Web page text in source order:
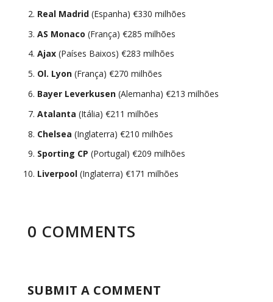
Real Madrid (Espanha) €330 milhões
AS Monaco (França) €285 milhões
Ajax(Países Baixos) €283 milhões
Ol. Lyon(França) €270 milhões
Bayer Leverkusen(Alemanha) €213 milhões
Atalanta (Itália) €211 milhões
Chelsea (Inglaterra) €210 milhões
Sporting CP (Portugal) €209 milhões
Liverpool(Inglaterra) €171 milhões
0 COMMENTS
SUBMIT A COMMENT